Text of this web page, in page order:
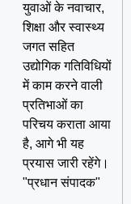
युवाओं के नवाचार,
शिक्षा और स्वास्थ्य
जगत सहित
उद्योगिक गतिविधियों
में काम करने वाली
प्रतिभाओं का
परिचय कराता आया
है, आगे भी यह
प्रयास जारी रहेंगे।
"प्रधान संपादक"